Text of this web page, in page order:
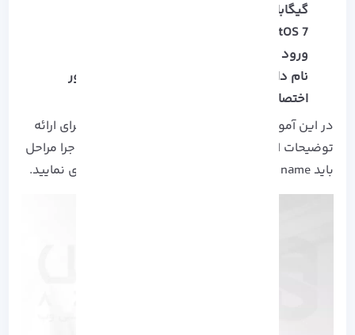
گیگابایت باشد.
CentOS 7 نصب شده بر روی سرور
ورود به عنوان کاربر Sudo با استفاده از SSH
نام دامنه ای که به سمت
یا سرور
اختصاصی شما اشاره کند.
در این آموزش از نام دامنه فرضی example.com برای ارائه
توضیحات استفاده شده است که شما در هنگام اجرا مراحل
باید domain name خودتان را در هر یک جای گذاری نمایید.